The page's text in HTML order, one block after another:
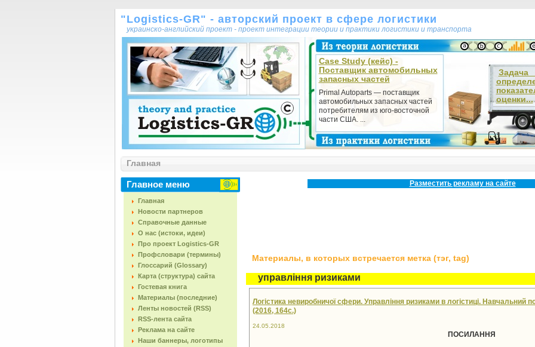
"Logistics-GR" - авторский проект в сфере логистики
украинско-английский проект - проект интеграции теории и практики логистики и транспорта
Case Study (кейс) -
Поставщик автомобильных
запасных частей
Primal Autoparts — поставщик
автомобильных запасных частей
потребителям из юго-восточной
части США. ...
оценки...
Главная
Главное меню
Главная
Новости партнеров
Справочные данные
О нас (истоки, идеи)
Про проект Logistics-GR
Профсловари (термины)
Глоссарий (Glossary)
Карта (структура) сайта
Гостевая книга
Материалы (последние)
Ленты новостей (RSS)
RSS-лента сайта
Реклама на сайте
Наши баннеры, логотипы
Разместить рекламу на сайте
Материалы, в которых встречается метка (тэг, tag)
управління ризиками
Логістика невиробничої сфери. Управління ризиками в логістиці.
(2016, 164с.)
24.05.2018
ПОСИЛАННЯ